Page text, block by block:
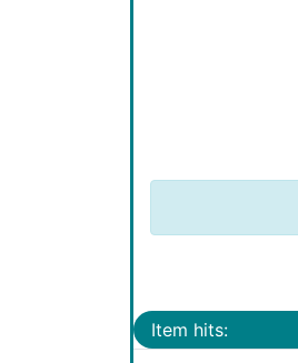
Item hits: